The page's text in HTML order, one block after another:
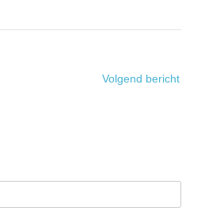
Volgend bericht